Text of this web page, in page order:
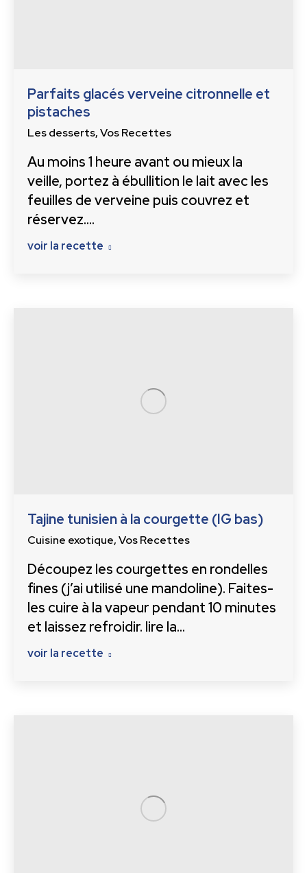
Parfaits glacés verveine citronnelle et
pistaches
Les desserts,Vos Recettes
Au moins 1 heure avant ou mieux la
veille, portez à ébullition le lait avec les
feuilles de verveine puis couvrez et
réservez.…
voir la recette
Tajine tunisien à la courgette (IG bas)
Cuisine exotique,Vos Recettes
Découpez les courgettes en rondelles
fines (j’ai utilisé une mandoline). Faites-
les cuire à la vapeur pendant 10 minutes
et laissez refroidir. lire la…
voir la recette